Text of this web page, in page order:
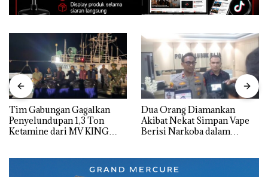
Tim Gabungan Gagalkan
Penyelundupan 1,3 Ton
Ketamine dari MV KING
Dua Orang Diamankan
Akibat Nekat Simpan Vape
Berisi Narkoba dalam